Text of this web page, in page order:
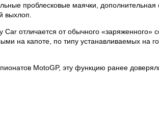
проблесковые маячки, дополнительная
выхлоп.
отличается от обычного «заряженного»
на капоте, по типу устанавливаемых на
MotoGP, эту функцию ранее